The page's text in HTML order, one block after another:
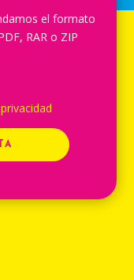
el formato
RAR o ZIP